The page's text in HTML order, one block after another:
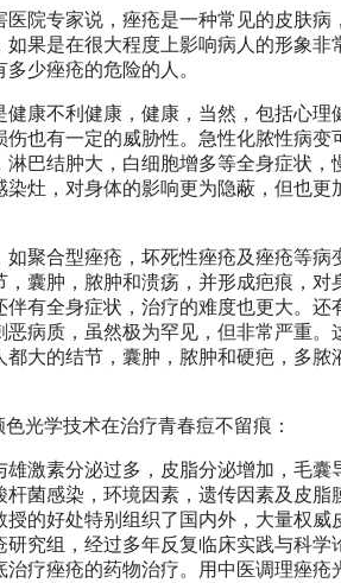
院专家说，痤疮是一种常见的皮肤病
如果是在很大程度上影响病人的形象非
少痤疮的危险的人。
康不利健康，健康，当然，包括心理
伤也有一定的威胁性。急性化脓性病变
淋巴结肿大，白细胞增多等全身症状，
染灶，对身体的影响更为隐蔽，但也更
聚合型痤疮，坏死性痤疮及痤疮等病
，囊肿，脓肿和溃疡，并形成疤痕，对
伴有全身症状，治疗的难度也更大。还
恶病质，虽然极为罕见，但非常严重。
都大的结节，囊肿，脓肿和硬疤，多脓
学技术在治疗青春痘不留痕：
激素分泌过多，皮脂分泌增加，毛囊
杆菌感染，环境因素，遗传因素及皮脂
授的好处特别组织了国内外，大量权威
研究组，经过多年反复临床实践与科学
治疗痤疮的药物治疗。用中医调理痤疮